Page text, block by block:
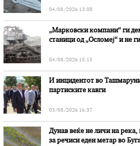
04/08/2026 13:08
„Марковски компани“ ги
станици од „Осломеј“ и не
04/08/2026 15:15
И инцидентот во
партиските кавги
03/08/2026 16:37
Дунав веќе не личи на
за речиси еден метар во